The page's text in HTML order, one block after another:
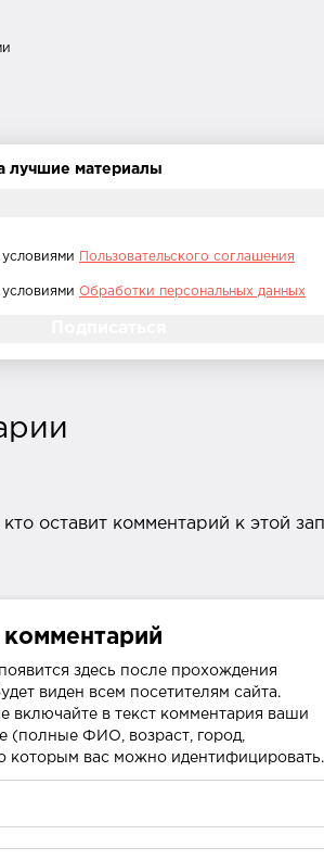
лучшие материалы
Пользовательского соглашения
Обработки персональных данных
оставит комментарий к этой
комментарий
здесь после прохождения
виден всем посетителям сайта.
включайте в текст комментария ваши
(полные ФИО, возраст, город,
которым вас можно идентифицировать.